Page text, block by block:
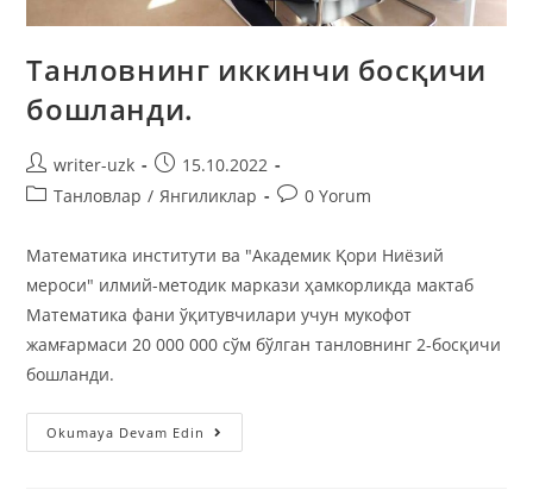
Танловнинг иккинчи босқичи
бошланди.
writer-uzk
15.10.2022
Танловлар / Янгиликлар 0 Yorum
Математика институти ва "Aкадемик Қори Ниёзий
мероси" илмий-методик маркази ҳамкорликда мактаб
Математика фани ўқитувчилари учун мукофот
жамғармаси 20 000 000 сўм бўлган танловнинг 2-босқичи
бошланди.
Okumaya Devam Edin